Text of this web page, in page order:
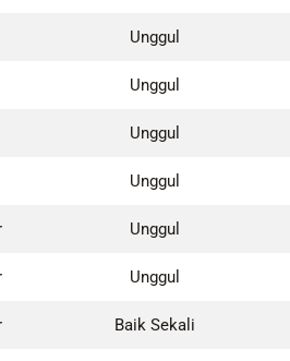
Unggul
Unggul
Unggul
Unggul
Unggul
Unggul
Baik Sekali